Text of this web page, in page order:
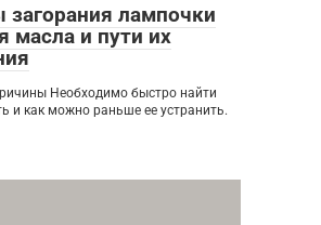
лампочки
масла и пути их
Необходимо быстро найти
и как можно раньше ее устранить.